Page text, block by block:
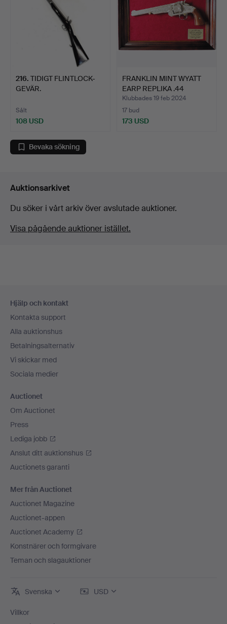
216. TIDIGT FLINTLOCK-
GEVÄR.
Sålt
108 USD
FRANKLIN MINT WYATT
EARP REPLIKA .44
SMITH…
Klubbades 19 feb 2024
17 bud
173 USD
Bevaka sökning
Auktionsarkivet
Du söker i vårt arkiv över avslutade auktioner.
Visa pågående auktioner istället.
Hjälp och kontakt
Kontakta support
Alla auktionshus
Betalningsalternativ
Vi skickar med
Sociala medier
Auctionet
Om Auctionet
Press
Lediga jobb
Anslut ditt auktionshus
Auctionets garanti
Mer från Auctionet
Auctionet Magazine
Auctionet-appen
Auctionet Academy
Konstnärer och formgivare
Teman och slagauktioner
Svenska USD
Villkor